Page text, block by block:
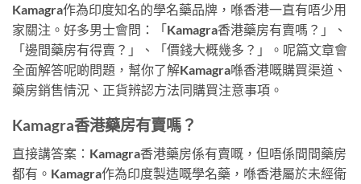
Kamagra作為印度知名的學名藥品牌，喺香港一直有唔少用
家關注。好多男士會問：「Kamagra香港藥房有賣嗎？」、
「邊間藥房有得賣？」、「價錢大概幾多？」。呢篇文章會
全面解答呢啲問題，幫你了解Kamagra喺香港嘅購買渠道、
藥房銷售情況、正貨辨認方法同購買注意事項。
Kamagra香港藥房有賣嗎？
直接講答案：Kamagra香港藥房係有賣嘅，但唔係間間藥房
都有。Kamagra作為印度製造嘅學名藥，喺香港屬於未經衛